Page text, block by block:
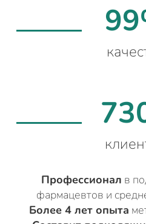
Профессионал в
фармацевтов и
Более 4 лет опыта